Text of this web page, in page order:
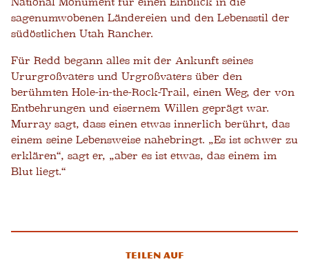
sagenumwobenen Ländereien und den Lebensstil der
südöstlichen Utah Rancher.
Für Redd begann alles mit der Ankunft seines
Ururgroßvaters und Urgroßvaters über den
berühmten Hole-in-the-Rock-Trail, einen Weg, der von
Entbehrungen und eisernem Willen geprägt war.
Murray sagt, dass einen etwas innerlich berührt, das
einem seine Lebensweise nahebringt. „Es ist schwer zu
erklären“, sagt er, „aber es ist etwas, das einem im
Blut liegt.“
Teilen auf